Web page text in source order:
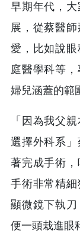
早期年代，
展，從蔡醫
愛，比如說
庭醫學科等
婦兒涵蓋的範
「因為我父
選擇外科系
著完成手術
手術非常精
顯微鏡下執刀
便一頭栽進眼